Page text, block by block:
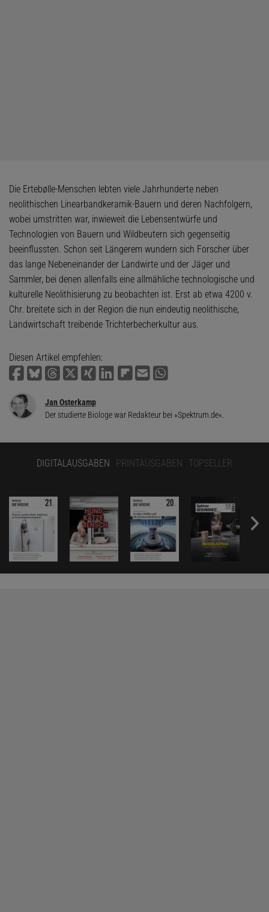
Die Ertebølle-Menschen lebten viele Jahrhunderte neben
neolithischen Linearbandkeramik-Bauern und deren Nachfolgern,
wobei umstritten war, inwieweit die Lebensentwürfe und
Technologien von Bauern und Wildbeutern sich gegenseitig
beeinflussten. Schon seit Längerem wundern sich Forscher über
das lange Nebeneinander der Landwirte und der Jäger und
Sammler, bei denen allenfalls eine allmähliche technologische und
kulturelle Neolithisierung zu beobachten ist. Erst ab etwa 4200 v.
Chr. breitete sich in der Region die nun eindeutig neolithische,
Landwirtschaft treibende Trichterbecherkultur aus.
Diesen Artikel empfehlen:
Jan Osterkamp
Der studierte Biologe war Redakteur bei »Spektrum.de«.
DIGITALAUSGABEN PRINTAUSGABEN TOPSELLER